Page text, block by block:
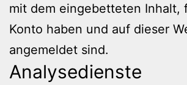
mit dem eingebetteten Inhalt,
Konto haben und auf dieser
angemeldet sind.
Analysedienste